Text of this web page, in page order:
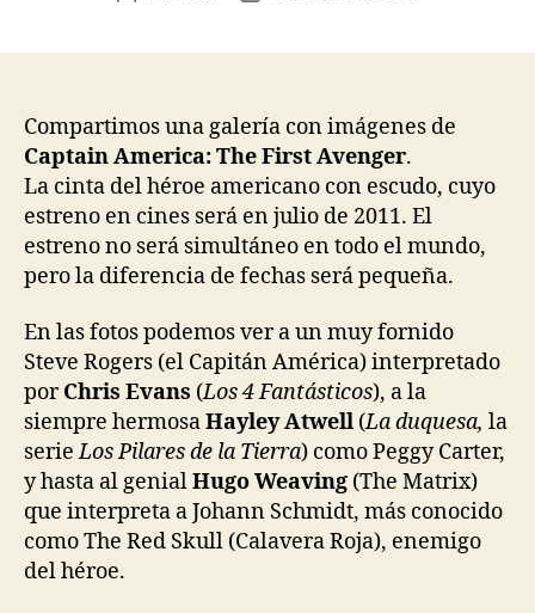
Compartimos una galería con imágenes de
Captain America: The First Avenger.
La cinta del héroe americano con escudo, cuyo
estreno en cines será en julio de 2011. El
estreno no será simultáneo en todo el mundo,
pero la diferencia de fechas será pequeña.
En las fotos podemos ver a un muy fornido
Steve Rogers (el Capitán América) interpretado
porChris Evans (Los 4 Fantásticos), a la
siempre hermosaHayley Atwell (La duquesa, la
serieLos Pilares de la Tierra) como Peggy Carter,
y hasta al genialHugo Weaving (The Matrix)
que interpreta a Johann Schmidt, más conocido
como The Red Skull (Calavera Roja), enemigo
del héroe.